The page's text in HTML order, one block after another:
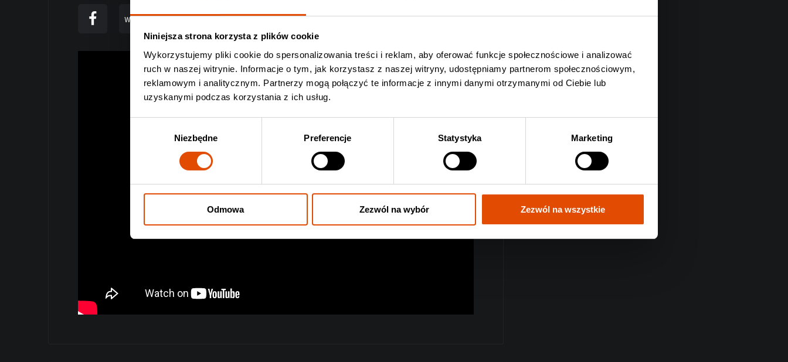
Niniejsza strona korzysta z plików cookie
Wykorzystujemy pliki cookie do spersonalizowania treści i reklam, aby oferować funkcje społecznościowe i analizować
ruch w naszej witrynie. Informacje o tym, jak korzystasz z naszej witryny, udostępniamy partnerom społecznościowym,
reklamowym i analitycznym. Partnerzy mogą połączyć te informacje z innymi danymi otrzymanymi od Ciebie lub
uzyskanymi podczas korzystania z ich usług.
Niezbędne Preferencje Statystyka Marketing
Odmowa Zezwól na wybór Zezwól na wszystkie
www